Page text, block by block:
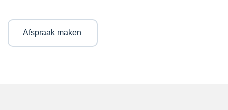
Afspraak maken